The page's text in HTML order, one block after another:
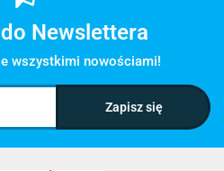
Newslettera
wszystkimi nowościami!